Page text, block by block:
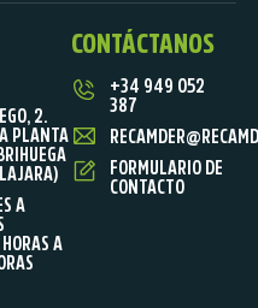
2.
PLANTA
A
A
CONTÁCTANOS
+34 949 052
387
FORMULARIO DE
CONTACTO